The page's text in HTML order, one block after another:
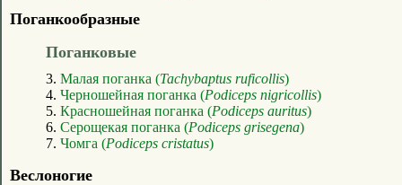
Поганкообразные
Поганковые
3. Малая поганка (Tachybaptus ruficollis)
4. Черношейная поганка (Podiceps nigricollis)
5. Красношейная поганка (Podiceps auritus)
6. Серощекая поганка (Podiceps grisegena)
7. Чомга (Podiceps cristatus)
Веслоногие